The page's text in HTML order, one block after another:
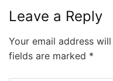
Leave a Reply
Your email address
fields are marked *